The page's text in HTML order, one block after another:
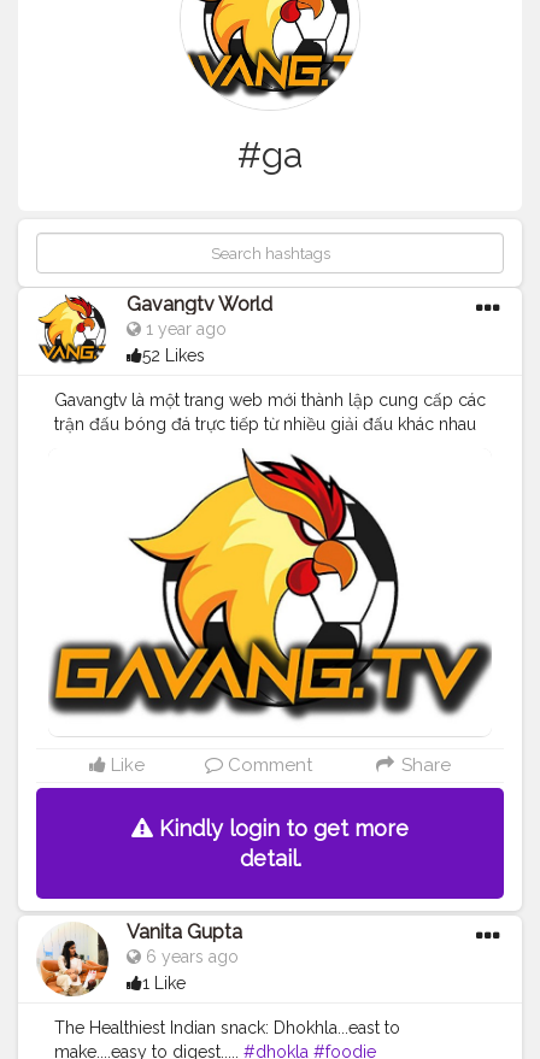
#ga
Gavangtv World
1 year ago
52 Likes
Gavangtv là một trang web mới thành lập cung cấp các
trận đấu bóng đá trực tiếp từ nhiều giải đấu khác nhau
trên thế giới. Mặc dù Gà Vàng TV vẫn còn là một cái
tên khá mới đối với người hâm mộ bóng đá, nhưng nó
đã nhanh chóng trở thành một trong những trang web
được đánh giá cao nhất tại Việt Nam. Ngoài các trận
đấu trực tiếp, Gavangtv còn cung cấp nhiều thông tin
khác liên quan đến bóng đá. Website:
https://tylekeo88.world/gavangtv/
Địa chỉ: 259 Thành
Công, Tân Sơn Nhì, Tân Phú, TPHCM, Việt Nam.
Hashtag: #gavangtv #gavang #ga -vang-tv
#tructiepbongda #bongdatructuyen #xembongda
SĐT: 0988878897
Like Comment Share
Kindly login to get more
detail.
Vanita Gupta
6 years ago
1 Like
The Healthiest Indian snack: Dhokhla...east to
make....easy to digest..... #dhokla #foodie